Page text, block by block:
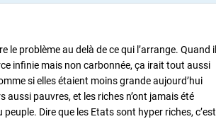
le problème au delà de ce qui l’arrange. Quand il
infinie mais non carbonnée, ça irait tout aussi
si elles étaient moins grande aujourd’hui
pauvres, et les riches n’ont jamais été
Dire que les Etats sont hyper riches, c’est